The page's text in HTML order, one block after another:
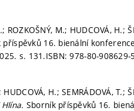
ROZKOŠNÝ, M.; HUDCOVÁ, H.;
příspěvků 16. bienální
s. 131.ISBN: 978-80-908629-
H.; SEMRÁDOVÁ, T.;
Sborník příspěvků 16.